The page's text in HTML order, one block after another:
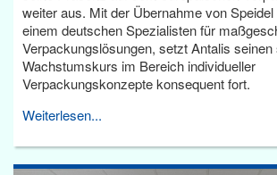
weiter aus. Mit der Übernahme von
einem deutschen Spezialisten für
Verpackungslösungen, setzt Antalis
Wachstumskurs im Bereich individueller
Verpackungskonzepte konsequent fort.
Weiterlesen...